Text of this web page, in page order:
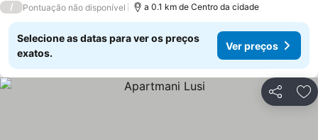
/ Pontuação não disponível a 0.1 km de Centro da cidade
Selecione as datas para ver os preços
exatos.
Ver preços
Partilhar